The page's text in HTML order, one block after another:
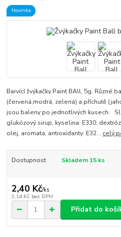
Novinka
Barvící žvýkačky Paint BAll, 5g. Různé
(červená,modrá, zelená) a příchutě
jsou baleny po jednotlivých kusech.
glukózový sirup, kyselina: E330;
olej, aromata, antioxidanty: E32... celý
Dostupnost Skladem 15 ks
2,40 Kč/ks
2,14 Kč bez DPH
Přidat do